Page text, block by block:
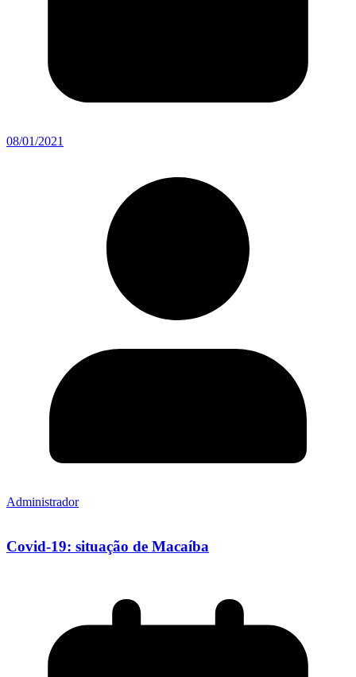
08/01/2021
Administrador
Covid-19: situação de Macaíba